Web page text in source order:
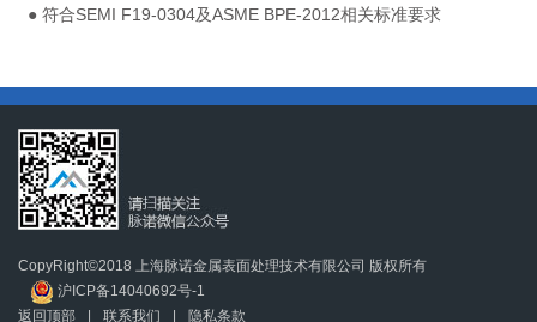
● 符合SEMI F19-0304及ASME BPE-2012相关标准要求
CopyRight©2018 上海脉诺金属表面处理技术有限公司 版权所有
沪ICP备14040692号-1
返回顶部
联系我们 隐私条款